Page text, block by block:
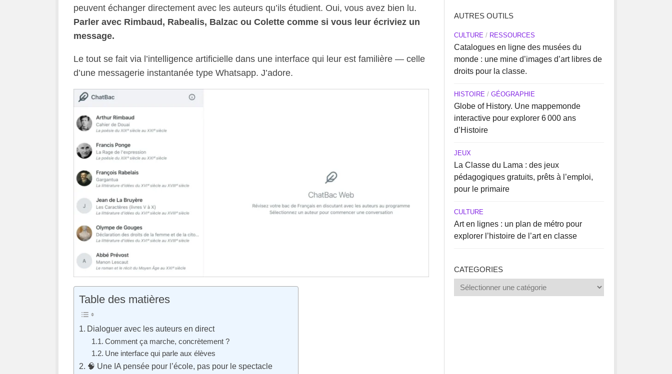
peuvent échanger directement avec les auteurs qu’ils étudient. Oui, vous avez bien lu.
Parler avec Rimbaud, Rabealis, Balzac ou Colette comme si vous leur écriviez un
message.
Le tout se fait via l’intelligence artificielle dans une interface qui leur est familière — celle
d’une messagerie instantanée type Whatsapp. J’adore.
Table des matières
Dialoguer avec les auteurs en direct
Comment ça marche, concrètement ?
Une interface qui parle aux élèves
🧠 Une IA pensée pour l’école, pas pour le spectacle
AUTRES OUTILS
CULTURE/ RESSOURCES
Catalogues en ligne des musées du
monde : une mine d’images d’art libres de
droits pour la classe.
HISTOIRE/ GÉOGRAPHIE
Globe of History. Une mappemonde
interactive pour explorer 6 000 ans
d’Histoire
JEUX
La Classe du Lama : des jeux
pédagogiques gratuits, prêts à l’emploi,
pour le primaire
CULTURE
Art en lignes : un plan de métro pour
explorer l’histoire de l’art en classe
CATEGORIES
Categories